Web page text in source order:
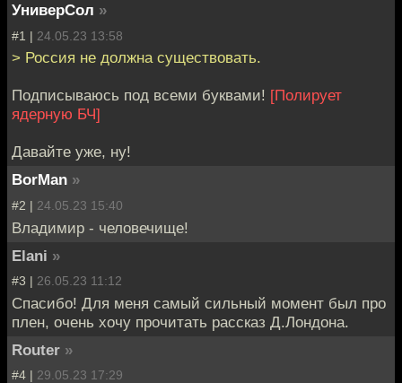
УниверСол »
#1 | 24.05.23 13:58
> Россия не должна существовать.
Подписываюсь под всеми буквами! [Полирует
ядерную БЧ]
Давайте уже, ну!
BorMan »
#2 | 24.05.23 15:40
Владимир - человечище!
Elani »
#3 | 26.05.23 11:12
Спасибо! Для меня самый сильный момент был про
плен, очень хочу прочитать рассказ Д.Лондона.
Router »
#4 | 29.05.23 17:29